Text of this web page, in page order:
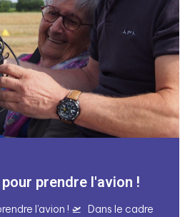
prendre l'avion !
l’avion ! 🛫 Dans le cadre